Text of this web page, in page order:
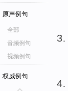
原声例句
全部
音频例句
视频例句
权威例句